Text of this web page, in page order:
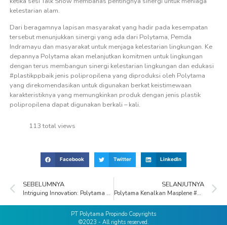
kelestarian alam.
Dari beragamnya lapisan masyarakat yang hadir pada kesempatan
tersebut menunjukkan sinergi yang ada dari Polytama, Pemda
Indramayu dan masyarakat untuk menjaga kelestarian lingkungan. Ke
depannya Polytama akan melanjutkan komitmen untuk lingkungan
dengan terus membangun sinergi kelestarian lingkungan dan edukasi
#plastikppbaik jenis polipropilena yang diproduksi oleh Polytama
yang direkomendasikan untuk digunakan berkat keistimewaan
karakteristiknya yang memungkinkan produk dengan jenis plastik
polipropilena dapat digunakan berkali – kali.
113 total views
Facebook Twitter LinkedIn
SEBELUMNYA
Intriguing Innovation: Polytama Collaborates with Indramayu Regency Government to Launch Biodigester Inauguration with KLHK
SELANJUTNYA
Polytama Kenalkan Masplene #PlastikPPBaik di ajang Pameran terbesar Industri Plastic & Rubber Indonesia 2023
PT Polytama Propindo Copyrights
©2023 - All rights reserved.